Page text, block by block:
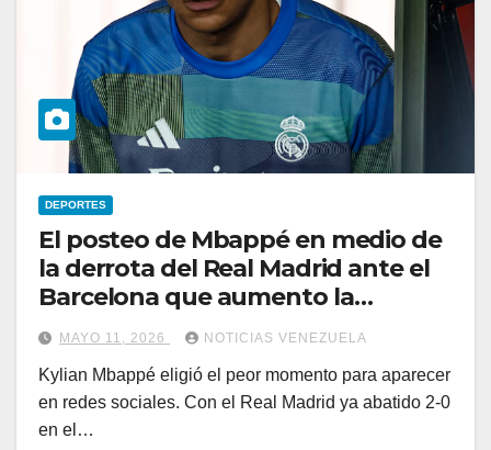
DEPORTES
El posteo de Mbappé en medio de
la derrota del Real Madrid ante el
Barcelona que aumento la
polémica
MAYO 11, 2026 NOTICIAS VENEZUELA
Kylian Mbappé eligió el peor momento para aparecer
en redes sociales. Con el Real Madrid ya abatido 2-0
en el…